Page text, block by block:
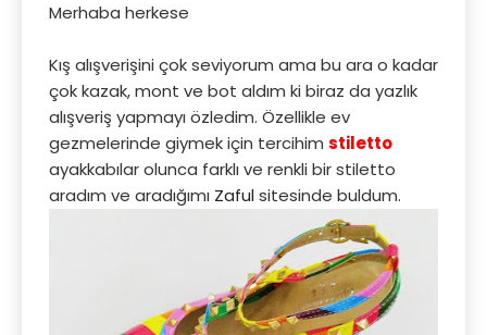
Merhaba herkese
Kış alışverişini çok seviyorum ama bu ara o kadar
çok kazak, mont ve bot aldım ki biraz da yazlık
alışveriş yapmayı özledim. Özellikle ev
gezmelerinde giymek için tercihim stiletto
ayakkabılar olunca farklı ve renkli bir stiletto
aradım ve aradığımı Zafulsitesinde buldum.